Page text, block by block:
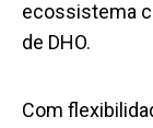
ecossistema
de DHO.
Com